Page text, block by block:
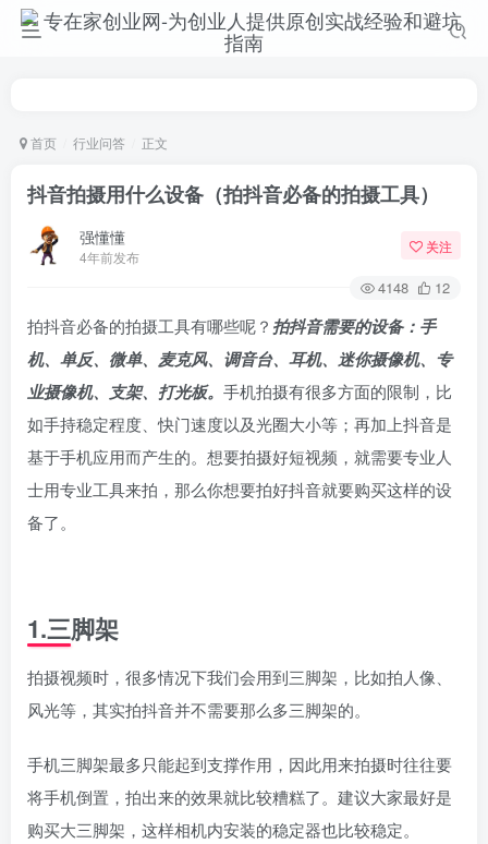
首页 行业问答 正文
抖音拍摄用什么设备（拍抖音必备的拍摄工具）
强懂懂
4年前发布
关注
4148 12
拍抖音必备的拍摄工具有哪些呢？ 拍抖音需要的设备：手
机、单反、微单、麦克风、调音台、耳机、迷你摄像机、专
业摄像机、支架、打光板。 手机拍摄有很多方面的限制，比
如手持稳定程度、快门速度以及光圈大小等；再加上抖音是
基于手机应用而产生的。想要拍摄好短视频，就需要专业人
士用专业工具来拍，那么你想要拍好抖音就要购买这样的设
备了。
1.三脚架
拍摄视频时，很多情况下我们会用到三脚架，比如拍人像、
风光等，其实拍抖音并不需要那么多三脚架的。
手机三脚架最多只能起到支撑作用，因此用来拍摄时往往要
将手机倒置，拍出来的效果就比较糟糕了。建议大家最好是
购买大三脚架，这样相机内安装的稳定器也比较稳定。